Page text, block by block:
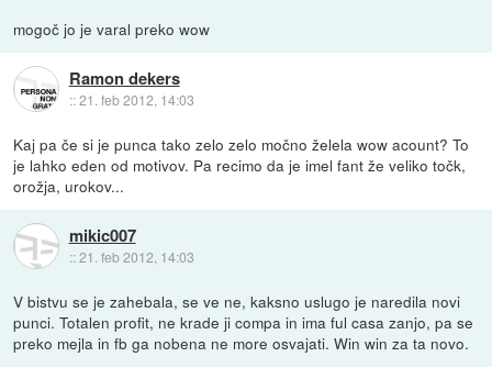
mogoč jo je varal preko wow
Ramon dekers
::21. feb 2012, 14:03
Kaj pa če si je punca tako zelo zelo močno želela wow acount? To
je lahko eden od motivov. Pa recimo da je imel fant že veliko točk,
orožja, urokov...
mikic007
::21. feb 2012, 14:03
V bistvu se je zahebala, se ve ne, kaksno uslugo je naredila novi
punci. Totalen profit, ne krade ji compa in ima ful casa zanjo, pa se
preko mejla in fb ga nobena ne more osvajati. Win win za ta novo.